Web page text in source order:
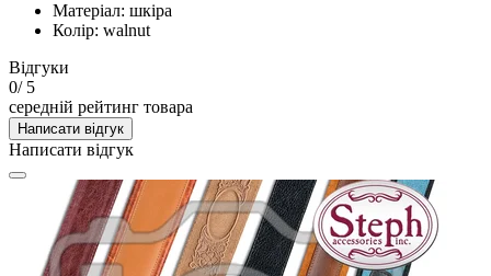
Матеріал: шкіра
Колір: walnut
Відгуки
0/ 5
середній рейтинг товара
Написати відгук
Написати відгук